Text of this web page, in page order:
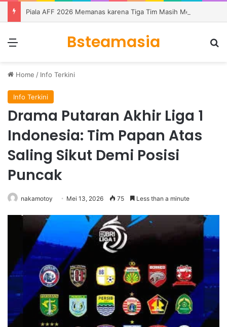
Bsteamasia
Home / Info Terkini
Info Terkini
Drama Putaran Akhir Liga 1
Indonesia: Tim Papan Atas
Saling Sikut Demi Posisi
Puncak
nakamotoy Mei 13, 2026 75 Less than a minute